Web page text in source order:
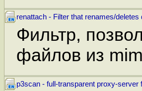
renattach - Filter that renames/
Фильтр,
файлов из
p3scan - full-transparent proxy-server